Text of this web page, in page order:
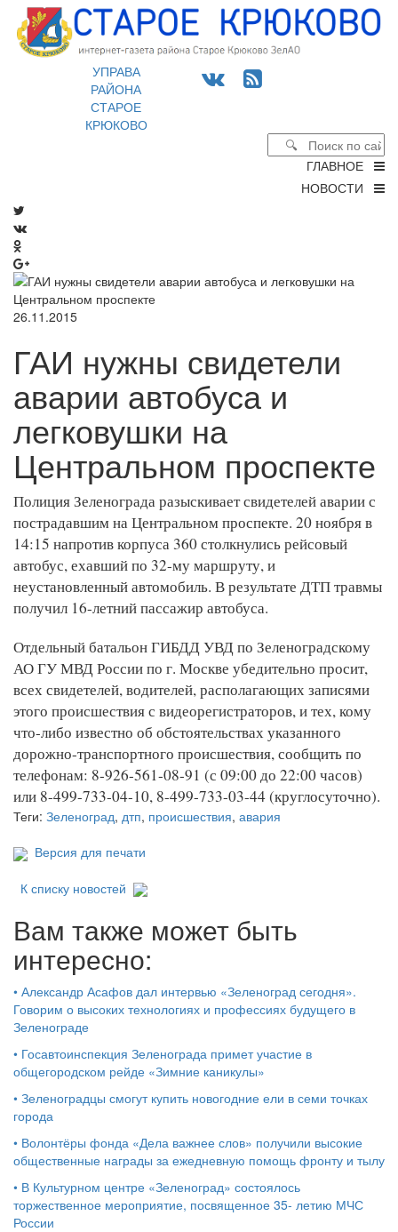
УПРАВА
РАЙОНА
СТАРОЕ
КРЮКОВО
ГЛАВНОЕ
НОВОСТИ
26.11.2015
ГАИ нужны свидетели
аварии автобуса и
легковушки на
Центральном проспекте
Полиция Зеленограда разыскивает свидетелей аварии с
пострадавшим на Центральном проспекте. 20 ноября в
14:15 напротив корпуса 360 столкнулись рейсовый
автобус, ехавший по 32-му маршруту, и
неустановленный автомобиль. В результате ДТП травмы
получил 16-летний пассажир автобуса.
Отдельный батальон ГИБДД УВД по Зеленоградскому
АО ГУ МВД России по г. Москве убедительно просит,
всех свидетелей, водителей, располагающих записями
этого происшествия с видеорегистраторов, и тех, кому
что-либо известно об обстоятельствах указанного
дорожно-транспортного происшествия, сообщить по
телефонам: 8-926-561-08-91 (с 09:00 до 22:00 часов)
или 8-499-733-04-10, 8-499-733-03-44 (круглосуточно).
Теги: Зеленоград, дтп, происшествия, авария
Версия для печати
К списку новостей
Вам также может быть
интересно:
• Александр Асафов дал интервью «Зеленоград сегодня».
Говорим о высоких технологиях и профессиях будущего в
Зеленограде
• Госавтоинспекция Зеленограда примет участие в
общегородском рейде «Зимние каникулы»
• Зеленоградцы смогут купить новогодние ели в семи точках
города
• Волонтёры фонда «Дела важнее слов» получили высокие
общественные награды за ежедневную помощь фронту и тылу
• В Культурном центре «Зеленоград» состоялось
торжественное мероприятие, посвященное 35- летию МЧС
России